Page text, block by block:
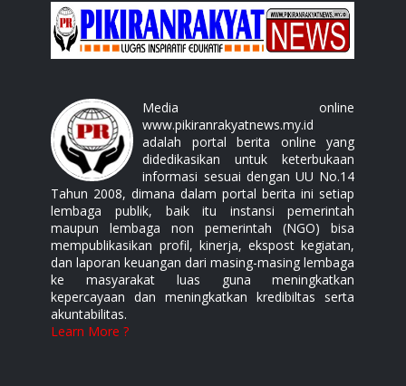
Media online
www.pikiranrakyatnews.my.id
adalah portal berita online yang
didedikasikan untuk keterbukaan
informasi sesuai dengan UU No.14
Tahun 2008, dimana dalam portal berita ini setiap
lembaga publik, baik itu instansi pemerintah
maupun lembaga non pemerintah (NGO) bisa
mempublikasikan profil, kinerja, ekspost kegiatan,
dan laporan keuangan dari masing-masing lembaga
ke masyarakat luas guna meningkatkan
kepercayaan dan meningkatkan kredibiltas serta
akuntabilitas.
Learn More ?